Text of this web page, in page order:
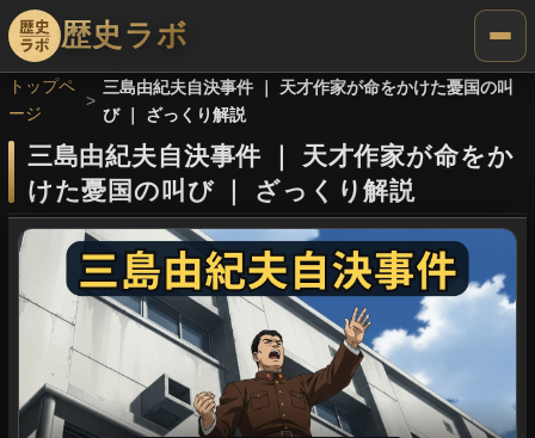
歴史ラボ
トップペ
ージ
三島由紀夫自決事件 ｜ 天才作家が命をかけた憂国の叫
び ｜ ざっくり解説
三島由紀夫自決事件
天才作家が命をか
けた憂国の叫び｜ ざっくり解説